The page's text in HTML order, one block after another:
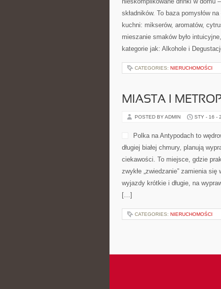
CATEGORIES:NIERUCHOMOŚCI
CHEMIA I
POSTED BY ADMIN STY - 18 -
zagadnienia. Na stronie czeka
świata nauki. Z jednej strony
CATEGORIES: NIERUCHOMOŚCI
PRZEPISY NA